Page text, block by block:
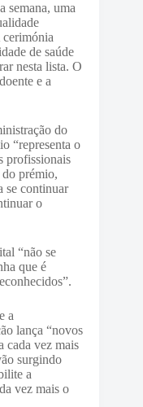
semana, uma
cerimónia
de saúde
nesta lista. O
e a
do
“representa o
profissionais
do prémio,
se continuar
o
“não se
que é
a
lança “novos
cada vez mais
surgindo
a
vez mais o